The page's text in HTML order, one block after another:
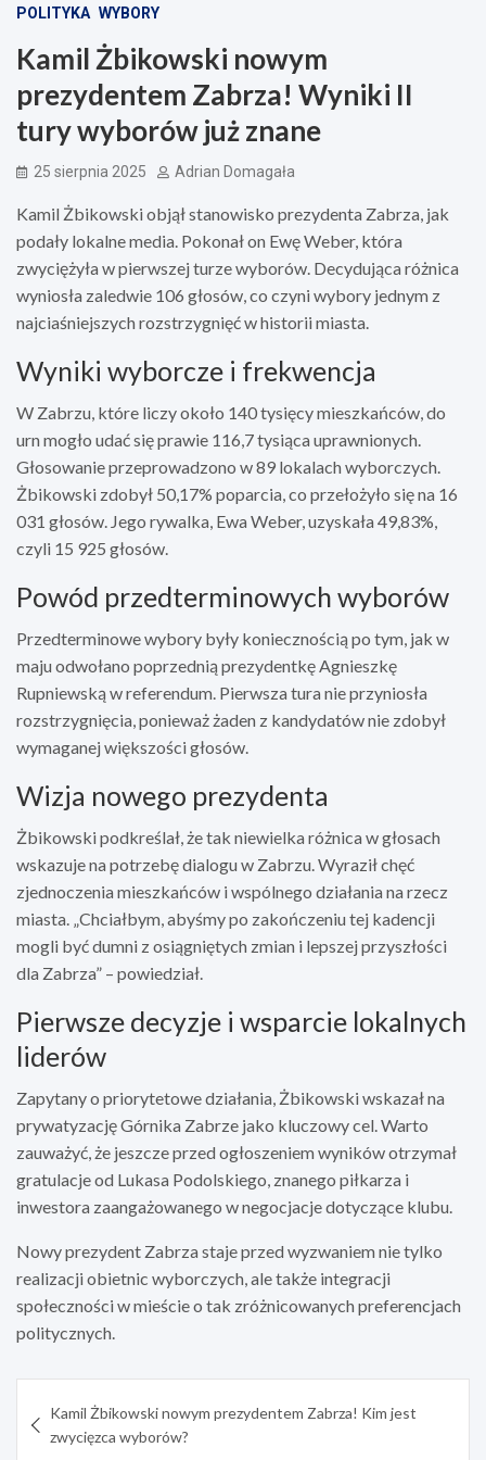
POLITYKA WYBORY
Kamil Żbikowski nowym
prezydentem Zabrza! Wyniki II
tury wyborów już znane
25 sierpnia 2025 Adrian Domagała
Kamil Żbikowski objął stanowisko prezydenta Zabrza, jak
podały lokalne media. Pokonał on Ewę Weber, która
zwyciężyła w pierwszej turze wyborów. Decydująca różnica
wyniosła zaledwie 106 głosów, co czyni wybory jednym z
najciaśniejszych rozstrzygnięć w historii miasta.
Wyniki wyborcze i frekwencja
W Zabrzu, które liczy około 140 tysięcy mieszkańców, do
urn mogło udać się prawie 116,7 tysiąca uprawnionych.
Głosowanie przeprowadzono w 89 lokalach wyborczych.
Żbikowski zdobył 50,17% poparcia, co przełożyło się na 16
031 głosów. Jego rywalka, Ewa Weber, uzyskała 49,83%,
czyli 15 925 głosów.
Powód przedterminowych wyborów
Przedterminowe wybory były koniecznością po tym, jak w
maju odwołano poprzednią prezydentkę Agnieszkę
Rupniewską w referendum. Pierwsza tura nie przyniosła
rozstrzygnięcia, ponieważ żaden z kandydatów nie zdobył
wymaganej większości głosów.
Wizja nowego prezydenta
Żbikowski podkreślał, że tak niewielka różnica w głosach
wskazuje na potrzebę dialogu w Zabrzu. Wyraził chęć
zjednoczenia mieszkańców i wspólnego działania na rzecz
miasta. „Chciałbym, abyśmy po zakończeniu tej kadencji
mogli być dumni z osiągniętych zmian i lepszej przyszłości
dla Zabrza” – powiedział.
Pierwsze decyzje i wsparcie lokalnych
liderów
Zapytany o priorytetowe działania, Żbikowski wskazał na
prywatyzację Górnika Zabrze jako kluczowy cel. Warto
zauważyć, że jeszcze przed ogłoszeniem wyników otrzymał
gratulacje od Lukasa Podolskiego, znanego piłkarza i
inwestora zaangażowanego w negocjacje dotyczące klubu.
Nowy prezydent Zabrza staje przed wyzwaniem nie tylko
realizacji obietnic wyborczych, ale także integracji
społeczności w mieście o tak zróżnicowanych preferencjach
politycznych.
wpisu
Kamil Żbikowski nowym prezydentem Zabrza! Kim jest
zwycięzca wyborów?